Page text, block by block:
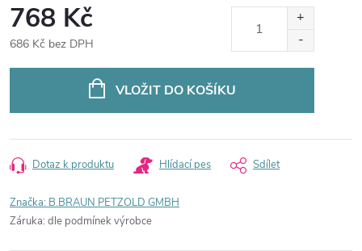
768 Kč
686 Kč bez DPH
VLOŽIT DO KOŠÍKU
Dotaz k produktu Hlídací pes Sdílet
Značka: B.BRAUN PETZOLD GMBH
Záruka: dle podmínek výrobce